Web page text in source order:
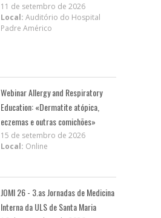
11 de setembro de 2026
Local: Auditório do Hospital
Padre Américo
Webinar Allergy and Respiratory
Education: «Dermatite atópica,
eczemas e outras comichões»
15 de setembro de 2026
Local: Online
JOMI 26 - 3.as Jornadas de Medicina
Interna da ULS de Santa Maria